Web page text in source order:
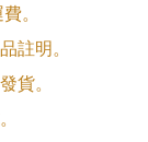
。
註明。
貨。